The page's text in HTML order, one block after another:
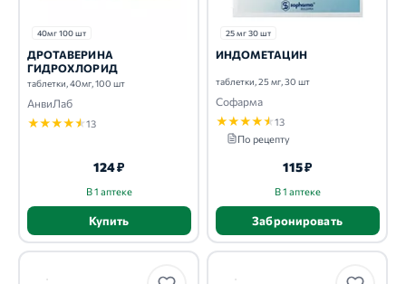
40мг 100 шт
ДРОТАВЕРИНА
ГИДРОХЛОРИД
таблетки, 40мг, 100 шт
АнвиЛаб
★★★★★13
124 ₽
В 1 аптеке
Купить
25 мг 30 шт
ИНДОМЕТАЦИН
таблетки, 25 мг, 30 шт
Софарма
★★★★★13
По рецепту
115 ₽
В 1 аптеке
Забронировать